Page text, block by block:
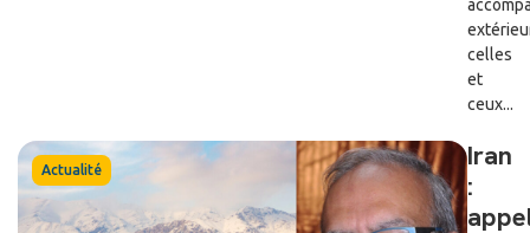
celles
et
ceux...
Actualité
Iran
: